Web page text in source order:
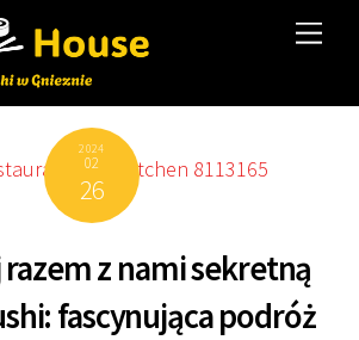
2024
02
26
z nami sekretną
fascynująca podróż